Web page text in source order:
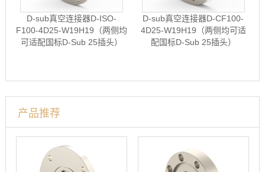
D-sub真空连接器D-ISO-
F100-4D25-W19H19（两侧均
可适配国标D-Sub 25插头）
D-sub真空连接器D-CF100-
4D25-W19H19（两侧均可适
配国标D-Sub 25插头）
产品推荐